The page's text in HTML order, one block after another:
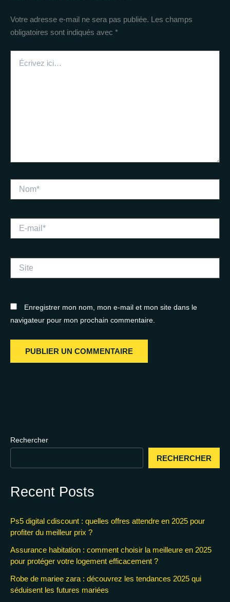
Votre adresse e-mail ne sera pas publiée. Les champs
obligatoires sont indiqués avec *
ici…
mail*
Enregistrer mon nom, mon e-mail et mon site dans le
navigateur pour mon prochain commentaire.
Rechercher
RECHERCHER
Recent Posts
Ps5 digital cdiscount : quelles offres attendre en 2025 pour
profiter du meilleur prix ?
Assurance habitation : comment choisir la meilleure en 2025
pour protéger votre logement efficacement ?
Robe de mariee zara : découvrez les tendances 2025 qui
séduisent les futures mariées